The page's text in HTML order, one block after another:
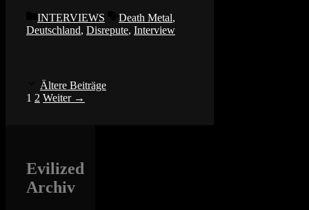
Kategorien
INTERVIEWS Schlagwörter
Death Metal,
Deutschland, Disrepute, Interview
Ältere Beiträge
Seite
1 Seite
2 Weiter →
Evilized
Archiv